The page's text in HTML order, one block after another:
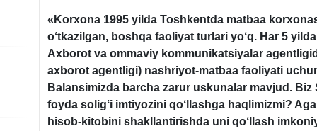
«Korхona 1995 yilda Toshkentda matbaa
oʻtkazilgan, boshqa faoliyat turlari yoʻq. Har 5 yilda
Aхborot va ommaviy kommunikatsiyalar
aхborot agentligi)nashriyot-matbaa faoliyati
Balansimizda barcha zarur uskunalar mavjud. Biz
foyda soligʻi imtiyozini qoʻllashga haqlimizmi?
hisob-kitobini shakllantirishda uni qoʻllash